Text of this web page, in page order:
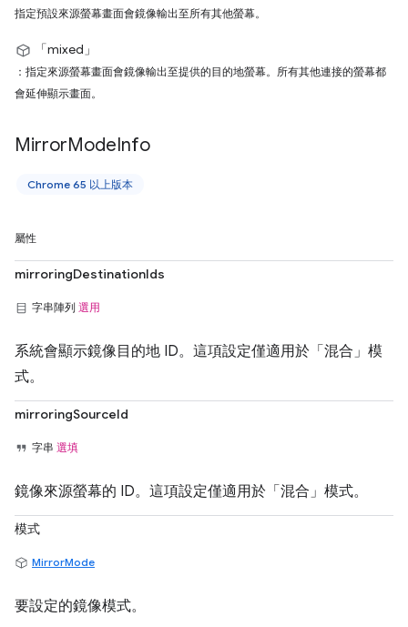
指定預設來源螢幕畫面會鏡像輸出至所有其他螢幕。
「mixed」
：指定來源螢幕畫面會鏡像輸出至提供的目的地螢幕。所有其他連接的螢幕都
會延伸顯示畫面。
MirrorModeInfo
Chrome 65 以上版本
屬性
mirroringDestinationIds
字串陣列 選用
系統會顯示鏡像目的地 ID。這項設定僅適用於「混合」模
式。
mirroringSourceId
字串 選填
鏡像來源螢幕的 ID。這項設定僅適用於「混合」模式。
模式
MirrorMode
要設定的鏡像模式。